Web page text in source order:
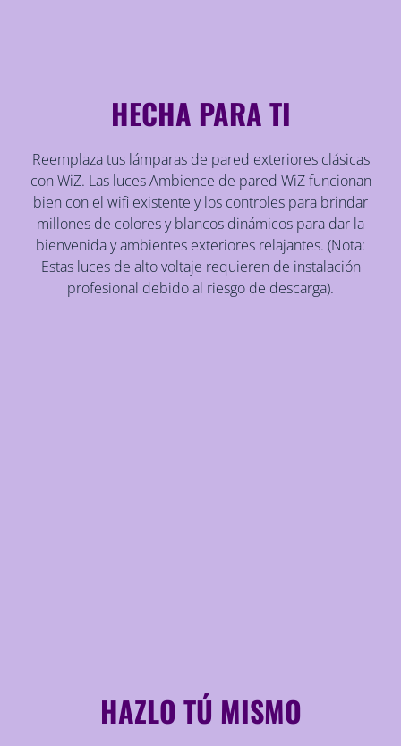
HECHA PARA TI
Reemplaza tus lámparas de pared exteriores clásicas
con WiZ. Las luces Ambience de pared WiZ funcionan
bien con el wifi existente y los controles para brindar
millones de colores y blancos dinámicos para dar la
bienvenida y ambientes exteriores relajantes. (Nota:
Estas luces de alto voltaje requieren de instalación
profesional debido al riesgo de descarga).
HAZLO TÚ MISMO